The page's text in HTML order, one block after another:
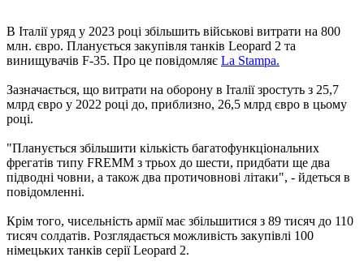
В Італії уряд у 2023 році збільшить військові витрати на 800
млн. євро. Планується закупівля танків Leopard 2 та
винищувачів F-35. Про це повідомляє La Stampa.
Зазначається, що витрати на оборону в Італії зростуть з 25,7
млрд євро у 2022 році до, приблизно, 26,5 млрд євро в цьому
році.
"Планується збільшити кількість багатофункціональних
фрегатів типу FREMM з трьох до шести, придбати ще два
підводні човни, а також два протичовнові літаки", - йдеться в
повідомленні.
Крім того, чисельність армії має збільшитися з 89 тисяч до 110
тисяч солдатів. Розглядається можливість закупівлі 100
німецьких танків серії Leopard 2.